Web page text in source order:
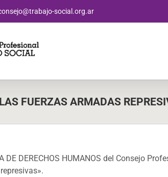
social.org.ar
FUERZAS ARMADAS
DE DERECHOS HUMANOS del Consejo